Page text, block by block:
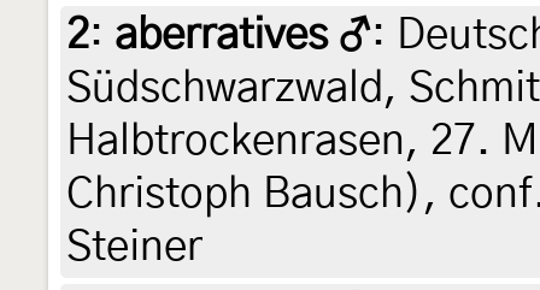
2: aberratives ♂:
Südschwarzwald,
Halbtrockenrasen, 27.
Christoph Bausch),
Steiner